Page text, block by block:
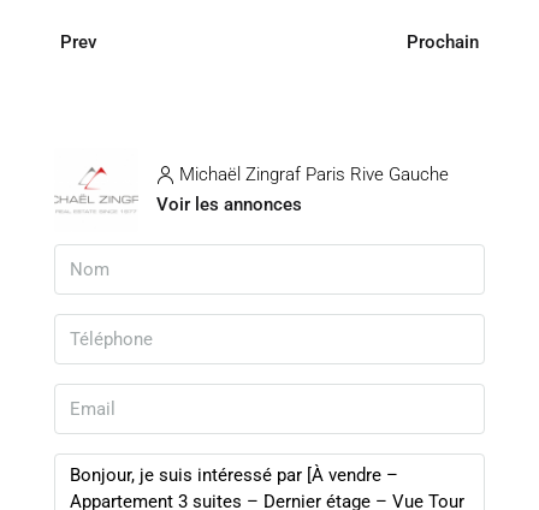
Prev Prochain
Michaël Zingraf Paris Rive Gauche
Voir les annonces